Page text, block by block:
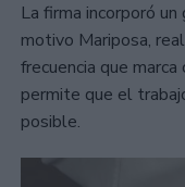
La firma incorporó
motivo Mariposa,
frecuencia que
permite que el
posible.